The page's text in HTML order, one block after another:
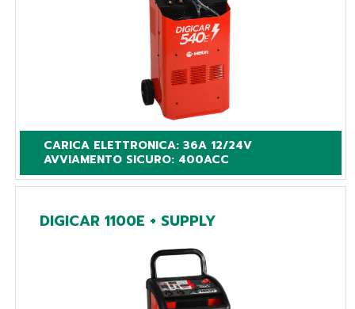
CARICA ELETTRONICA: 36A 12/24V
AVVIAMENTO SICURO: 400ACC
DIGICAR 1100E + SUPPLY